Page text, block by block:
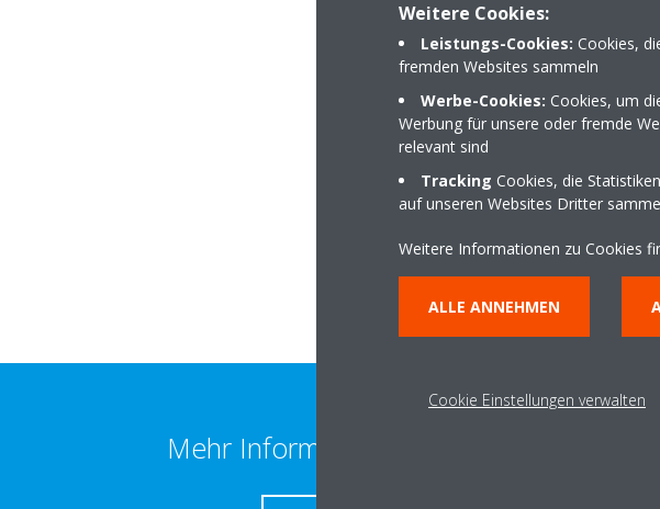
DAIKIN Fachpartner Airconic
34260 Kaufungen
Mehr Information erhalten
Weitere Cookies:
Leistungs-Cookies: Cookies,
fremden Websites sammeln
Werbe-Cookies: Cookies, um
Werbung für unsere oder fremde
relevant sind
Tracking Cookies, die
auf unseren Websites Dritter
Weitere Informationen zu Cookies
ALLE ANNEHMEN
Cookie Einstellungen verwalten